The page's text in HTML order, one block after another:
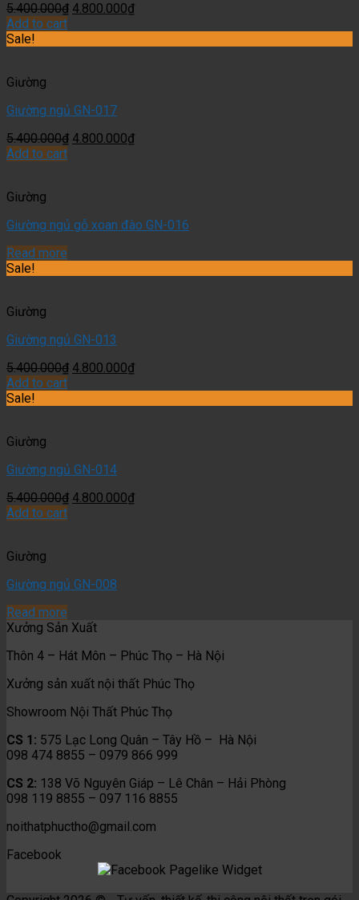
5.400.000₫ 4.800.000₫
Add to cart
Sale!
Giường
Giường ngủ GN-017
5.400.000₫ 4.800.000₫
Add to cart
Giường
Giường ngủ gỗ xoan đào GN-016
Read more
Sale!
Giường
Giường ngủ GN-013
5.400.000₫ 4.800.000₫
Add to cart
Sale!
Giường
Giường ngủ GN-014
5.400.000₫ 4.800.000₫
Add to cart
Giường
Giường ngủ GN-008
Read more
Xưởng Sản Xuất
Thôn 4 – Hát Môn – Phúc Thọ – Hà Nội
Xưởng sản xuất nội thất Phúc Thọ
Showroom Nội Thất Phúc Thọ
CS 1: 575 Lạc Long Quân – Tây Hồ – Hà Nội
098 474 8855 – 0979 866 999
CS 2: 138 Võ Nguyên Giáp – Lê Chân – Hải Phòng
098 119 8855 – 097 116 8855
noithatphuctho@gmail.com
Facebook